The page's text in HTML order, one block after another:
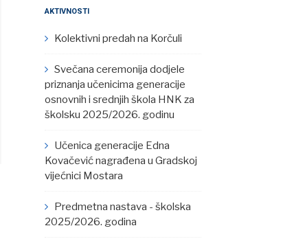
AKTIVNOSTI
Kolektivni predah na Korčuli
Svečana ceremonija dodjele
priznanja učenicima generacije
osnovnih i srednjih škola HNK za
školsku 2025/2026. godinu
Učenica generacije Edna
Kovačević nagrađena u Gradskoj
vijećnici Mostara
Predmetna nastava - školska
2025/2026. godina